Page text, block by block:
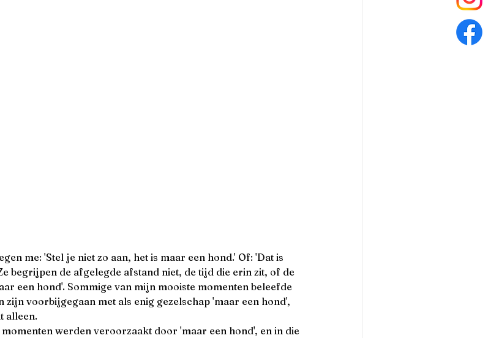
me: 'Stel je niet zo aan, het is maar een hond.' Of: 'Dat is
begrijpen de afgelegde afstand niet, de tijd die erin zit, of de
een hond'. Sommige van mijn mooiste momenten beleefde
zijn voorbijgegaan met als enig gezelschap 'maar een hond',
alleen.
werden veroorzaakt door 'maar een hond', en in die